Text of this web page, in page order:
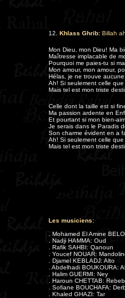
12. Khlass Ghrib: Billah
Mon Dieu, mon Dieu! Ma
Maîtresse implacable de
Pourquoi me paies-tu si
Mon amour, mon amour,
Hélas, je ne trouve
Ah! Si seulement celle
Mais tel est mon triste
Celle dont la taille est si
Ma passion ardente en
Et pourtant si mon bien-
Je serais dans le Paradis
Son charme évident en a
Ah! Si seulement celle
Mais tel est mon triste
Les musiciens:
. Mohamed El Amine
. Nadji HAMMA: Oud
. Rafik SAHBI: Qanoun
. Youcef NOUAR:
. Djamel KEBLADJ: Alto
. Abdelhadi BOUKOURA:
. Halim GUERMI: Ney
. Haroun CHETTAB: Rebeb
. Sofiane BOUCHAFA:
. Khaled GHAZI: Tar